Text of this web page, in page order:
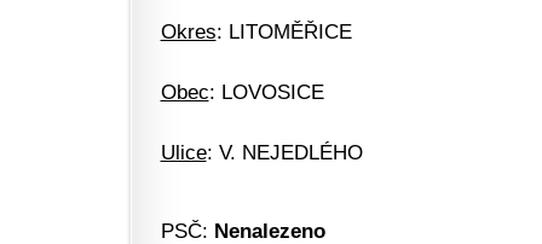
Okres: LITOMĚŘICE
Obec: LOVOSICE
Ulice: V. NEJEDLÉHO
PSČ: Nenalezeno